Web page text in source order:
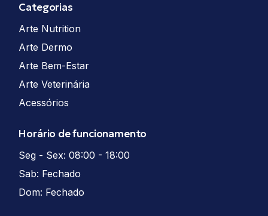
Categorias
Arte Nutrition
Arte Dermo
Arte Bem-Estar
Arte Veterinária
Acessórios
Horário de funcionamento
Seg - Sex: 08:00 - 18:00
Sab: Fechado
Dom: Fechado